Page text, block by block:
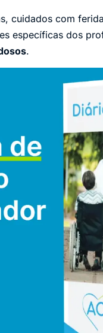
cuidados com
específicas dos
.